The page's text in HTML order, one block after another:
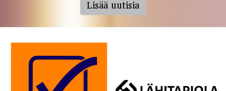
Lisää uutisia